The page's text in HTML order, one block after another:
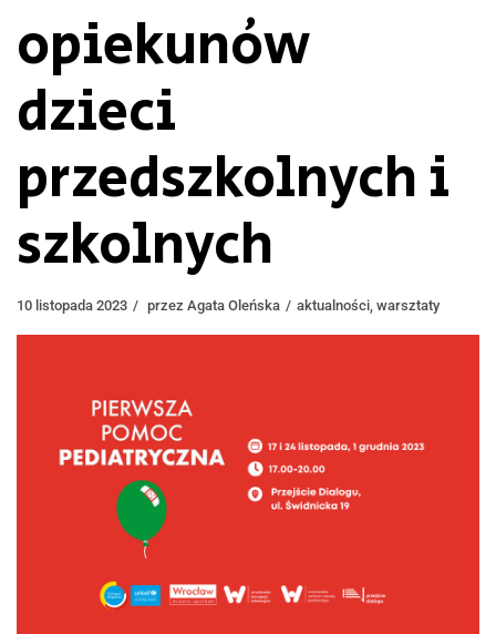
opiekunów
dzieci
przedszkolnych i
szkolnych
10 listopada 2023 przez Agata Oleńska aktualności warsztaty